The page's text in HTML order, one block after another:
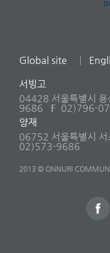
Global site
서빙고
04428 서울특별시
9686
F 02)796-
양재
06752 서울특별시
02)573-9686
2013 © ONNURI